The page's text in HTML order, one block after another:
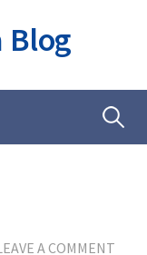
Blog
Ricerca
A COMMENT